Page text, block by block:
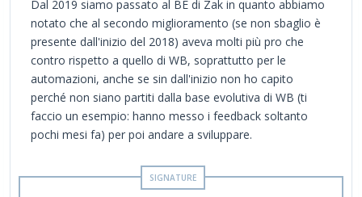
Dal 2019 siamo passato al BE di Zak in quanto abbiamo
notato che al secondo miglioramento (se non sbaglio è
presente dall'inizio del 2018) aveva molti più pro che
contro rispetto a quello di WB, soprattutto per le
automazioni, anche se sin dall'inizio non ho capito
perché non siano partiti dalla base evolutiva di WB (ti
faccio un esempio: hanno messo i feedback soltanto
pochi mesi fa) per poi andare a sviluppare.